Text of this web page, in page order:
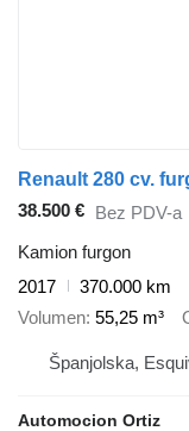
Renault 280 cv.
38.500 € Bez PDV-a
Kamion furgon
2017
370.000 km
Volumen 55,25 m³
Španjolska,
Automocion Ortiz